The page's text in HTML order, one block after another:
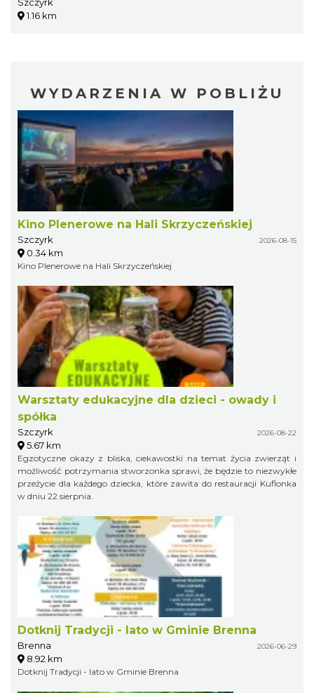
1.16 km
WYDARZENIA W POBLIŻU
Kino Plenerowe na Hali Skrzyczeńskiej
Szczyrk 2026-08-15
0.34 km
Kino Plenerowe na Hali Skrzyczeńskiej
Warsztaty edukacyjne dla dzieci - owady i
spółka
Szczyrk 2026-08-22
5.67 km
Egzotyczne okazy z bliska, ciekawostki na temat życia zwierząt i
możliwość potrzymania stworzonka sprawi, że będzie to niezwykłe
przeżycie dla każdego dziecka, które zawita do restauracji Kuflonka
w dniu 22 sierpnia.
Dotknij Tradycji - lato w Gminie Brenna
Brenna 2026-06-29
8.92 km
Dotknij Tradycji - lato w Gminie Brenna